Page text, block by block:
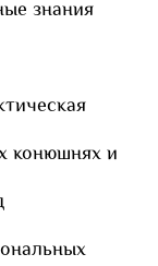
знания
конюшнях и